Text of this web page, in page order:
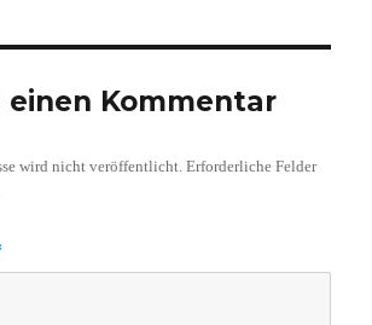
einen Kommentar
wird nicht veröffentlicht. Erforderliche Felder